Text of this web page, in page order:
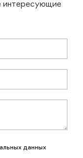
интересующие
данных